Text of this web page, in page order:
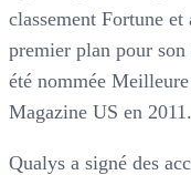
classement Fortune et
premier plan pour
été nommée
Magazine US en 2011.
Qualys a signé des